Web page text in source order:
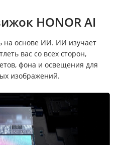
HONOR AI
на основе ИИ. ИИ изучает
вас со всех сторон,
фона и освещения для
изображений.